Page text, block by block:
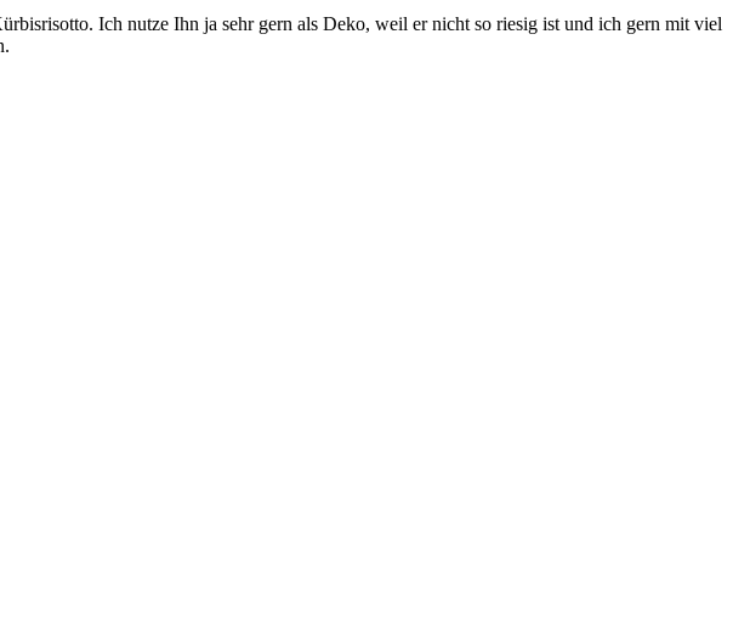
Ich nutze Ihn ja sehr gern als Deko, weil er nicht so riesig ist und ich gern mit viel